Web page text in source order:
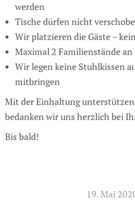
werden
Tische dürfen nicht
Wir platzieren die Gäste –
Maximal 2 Familienstände an
Wir legen keine Stuhlkissen
mitbringen
Mit der Einhaltung unterstützen
bedanken wir uns herzlich bei
Bis bald!
19. Mai